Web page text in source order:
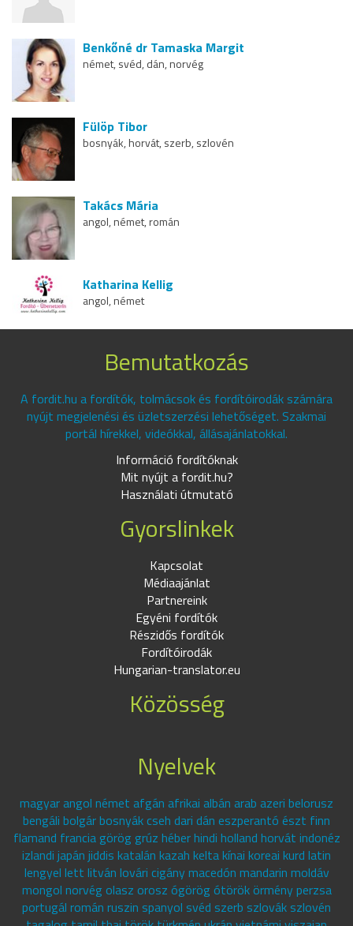
Benkőné dr Tamaska Margit
német, svéd, dán, norvég
Fülöp Tibor
bosnyák, horvát, szerb, szlovén
Takács Mária
angol, német, román
Katharina Kellig
angol, német
Bemutatkozás
A fordit.hu a fordítók, tolmácsok és fordítóirodák számára
nyújt megjelenési és üzletszerzési lehetőséget. Szakmai
portál hírekkel, videókkal, állásajánlatokkal.
Információ fordítóknak
Mit nyújt a fordit.hu?
Használati útmutató
Gyorslinkek
Kapcsolat
Médiaajánlat
Partnereink
Egyéni fordítók
Részidős fordítók
Fordítóirodák
Hungarian-translator.eu
Közösség
Nyelvek
magyar angol német afgán afrikai albán arab azeri belorusz
bengáli bolgár bosnyák cseh dari dán eszperantó észt finn
flamand francia görög grúz héber hindi holland horvát indonéz
izlandi japán jiddis katalán kazah kelta kínai koreai kurd latin
lengyel lett litván lovári cigány macedón mandarin moldáv
mongol norvég olasz orosz ógörög ótörök örmény perzsa
portugál román ruszin spanyol svéd szerb szlovák szlovén